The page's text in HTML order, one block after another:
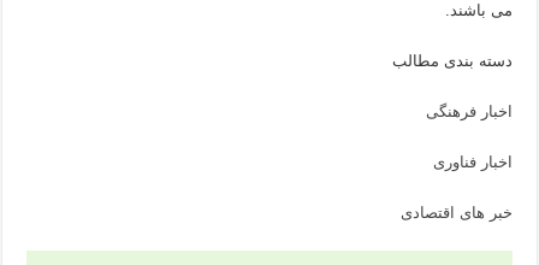
می باشند.
دسته بندی مطالب
اخبار فرهنگی
اخبار فناوری
خبر های اقتصادی